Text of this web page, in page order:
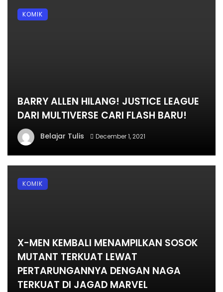
BARRY ALLEN HILANG! JUSTICE LEAGUE
DARI MULTIVERSE CARI FLASH BARU!
Belajar Tulis December 1, 2021
KOMIK
X-MEN KEMBALI MENAMPILKAN SOSOK
MUTANT TERKUAT LEWAT
PERTARUNGANNYA DENGAN NAGA
TERKUAT DI JAGAD MARVEL
KOMIK